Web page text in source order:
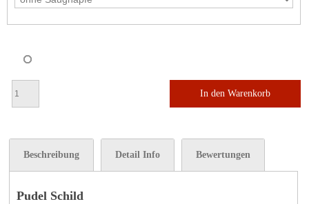
In den Warenkorb
Beschreibung Detail Info Bewertungen
Pudel Schild